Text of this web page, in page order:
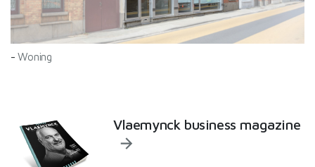
-Woning
Vlaemynck business magazine